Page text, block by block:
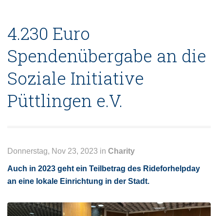
4.230 Euro
Spendenübergabe an die
Soziale Initiative
Püttlingen e.V.
Donnerstag, Nov 23, 2023 in Charity
Auch in 2023 geht ein Teilbetrag des Rideforhelpday
an eine lokale Einrichtung in der Stadt.